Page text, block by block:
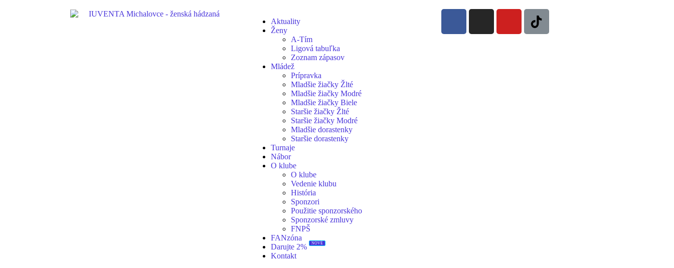
Aktuality
Ženy
A-Tím
Ligová tabuľka
Zoznam zápasov
Mládež
Prípravka
Mladšie žiačky Žlté
Mladšie žiačky Modré
Mladšie žiačky Biele
Staršie žiačky Žlté
Staršie žiačky Modré
Mladšie dorastenky
Staršie dorastenky
Turnaje
Nábor
O klube
O klube
Vedenie klubu
História
Sponzori
Použitie sponzorského
Sponzorské zmluvy
FNPŠ
FANzóna
Darujte 2%
NOVÉ
Kontakt